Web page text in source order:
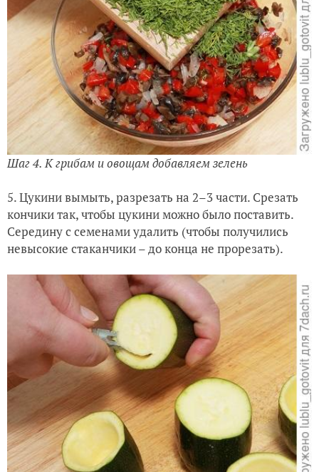
Шаг 4. К грибам и овощам добавляем зелень
5. Цукини вымыть, разрезать на 2–3 части. Срезать
кончики так, чтобы цукини можно было поставить.
Середину с семенами удалить (чтобы получились
невысокие стаканчики – до конца не прорезать).